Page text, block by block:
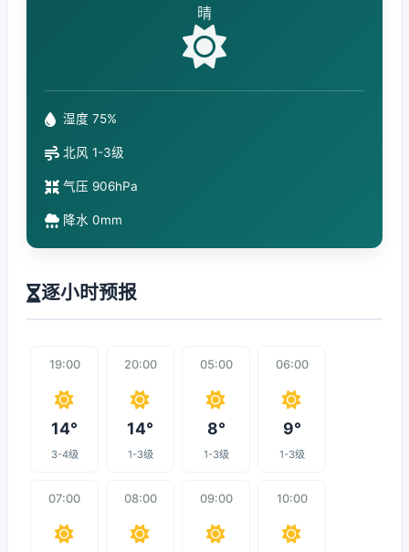
晴
湿度 75%
北风 1-3级
气压 906hPa
降水 0mm
逐小时预报
19:00
14°
3-4级
20:00
14°
1-3级
05:00
8°
1-3级
06:00
9°
1-3级
07:00 08:00 09:00 10:00